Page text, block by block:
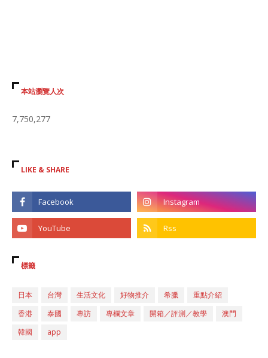
本站瀏覽人次
7,750,277
LIKE & SHARE
標籤
日本 台灣 生活文化 好物推介 希臘
重點介紹
香港
泰國 專訪 專欄文章 開箱／評測／教學
澳門
韓國
app